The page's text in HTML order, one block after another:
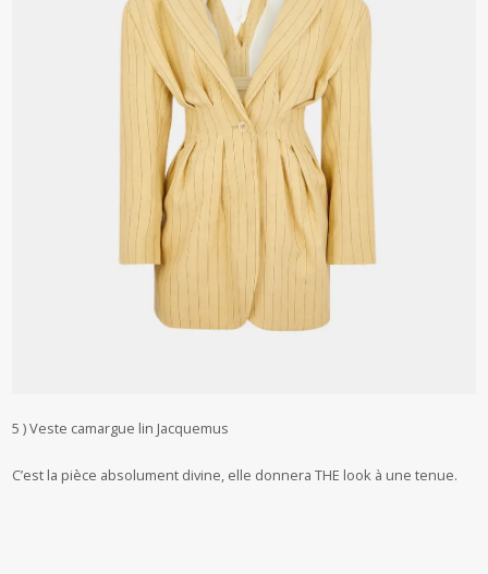
5 ) Veste camargue lin Jacquemus
C’est la pièce absolument divine, elle donnera THE look à une tenue.